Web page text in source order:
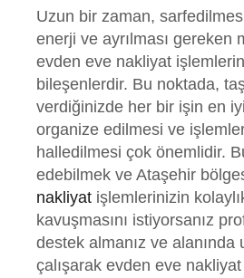
Uzun bir zaman,
enerji ve ayrılması gereken
evden eve nakliyat
bileşenlerdir. Bu noktada,
verdiğinizde her bir işin en
organize edilmesi ve
halledilmesi çok önemlidir.
edebilmek ve Ataşehir
nakliyat işlemlerinizin
kavuşmasını istiyorsanız
destek almanız ve
çalışarak evden eve